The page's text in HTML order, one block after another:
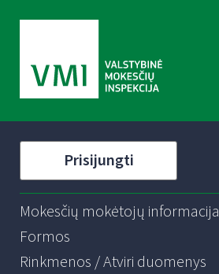
Prisijungti
Mokesčių mokėtojų informacija
Formos
Rinkmenos / Atviri duomenys